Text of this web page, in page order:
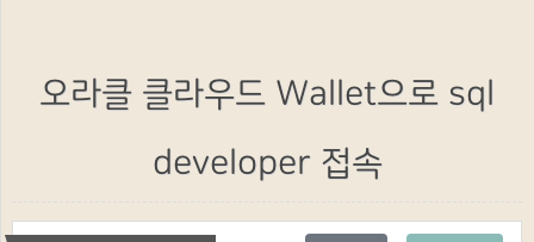
오라클 클라우드 Wallet으로 sql
developer 접속